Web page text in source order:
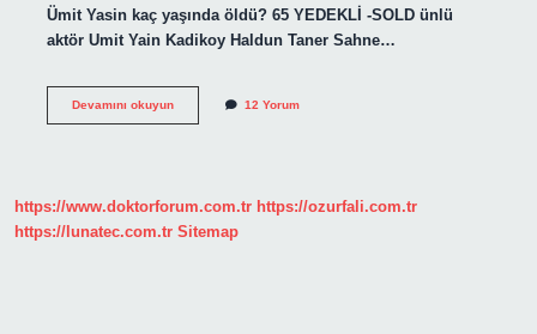
Ümit Yasin kaç yaşında öldü? 65 YEDEKLİ -SOLD ünlü
aktör Umit Yain Kadikoy Haldun Taner Sahne…
Devamını okuyunCennet
Mahallesi
12 Yorum
https://www.doktorforum.com.tr https://ozurfali.com.tr
https://lunatec.com.tr Sitemap